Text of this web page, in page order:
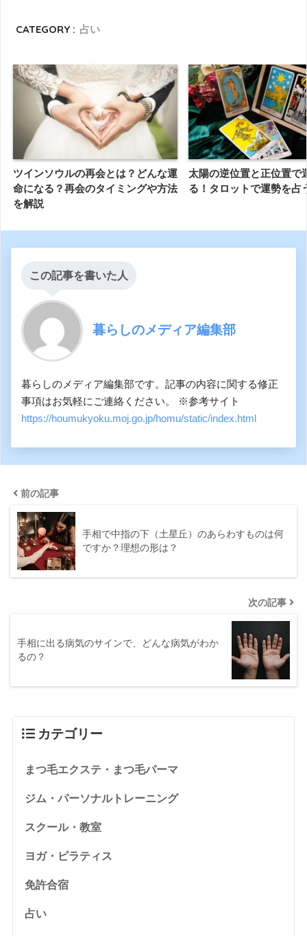
CATEGORY : 占い
ツインソウルの再会とは？どんな運
命になる？再会のタイミングや方法
を解説
太陽の逆位置と正位置で
る！タロットで運勢を占
この記事を書いた人
暮らしのメディア編集部
暮らしのメディア編集部です。記事の内容に関する修正
事項はお気軽にご連絡ください。 ※参考サイト
https://houmukyoku.moj.go.jp/homu/static/index.html
前の記事
手相で中指の下（土星丘）のあらわすものは何
ですか？理想の形は？
次の記事
手相に出る病気のサインで、どんな病気がわか
るの？
カテゴリー
まつ毛エクステ・まつ毛パーマ
ジム・パーソナルトレーニング
スクール・教室
ヨガ・ピラティス
免許合宿
占い